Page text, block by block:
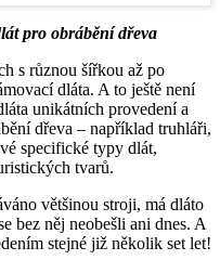
pro obrábění dřeva
s různou šířkou až po
dláta. A to ještě není
unikátních provedení a
dřeva – například truhláři,
specifické typy dlát,
tvarů.
většinou stroji, má dláto
bez něj neobešli ani dnes. A
stejné již několik set let!